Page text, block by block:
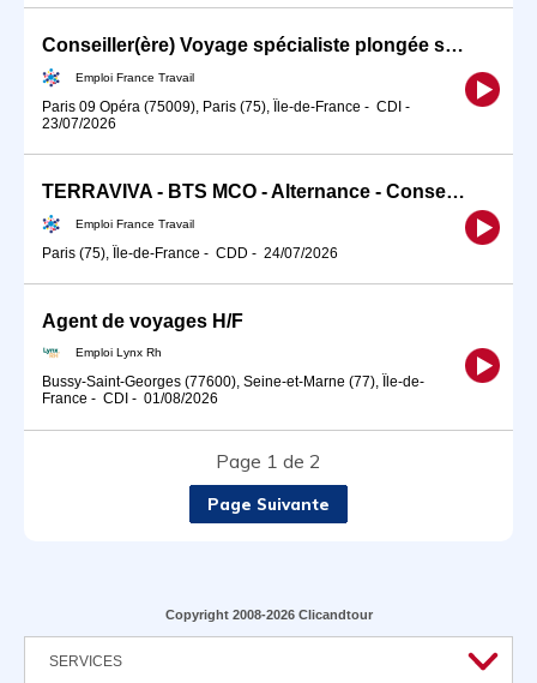
Conseiller(ère) Voyage spécialiste plongée sous-marine (H/F)
Emploi France Travail
Paris 09 Opéra (75009), Paris (75), Île-de-France - CDI -
23/07/2026
TERRAVIVA - BTS MCO - Alternance - Conseiller(ère) de Table H/F (H/F)
Emploi France Travail
Paris (75), Île-de-France - CDD - 24/07/2026
Agent de voyages H/F
Emploi Lynx Rh
Bussy-Saint-Georges (77600), Seine-et-Marne (77), Île-de-
France - CDI - 01/08/2026
Page 1 de 2
Page Suivante
Copyright 2008-2026 Clicandtour
SERVICES